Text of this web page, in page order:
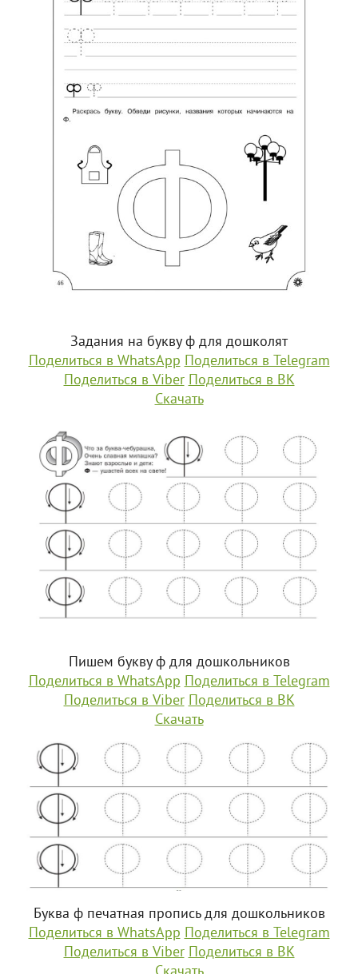
Задания на букву ф для дошколят
Поделиться в WhatsApp Поделиться в Telegram
Поделиться в Viber Поделиться в ВК
Скачать
Пишем букву ф для дошкольников
Поделиться в WhatsApp Поделиться в Telegram
Поделиться в Viber Поделиться в ВК
Скачать
Буква ф печатная пропись для дошкольников
Поделиться в WhatsApp Поделиться в Telegram
Поделиться в Viber Поделиться в ВК